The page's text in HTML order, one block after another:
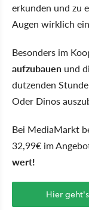
erkunden und zu
Augen wirklich
Besonders im
aufzubauen und
dutzenden
Oder Dinos
Bei MediaMarkt
32,99€ im
wert!
Hier